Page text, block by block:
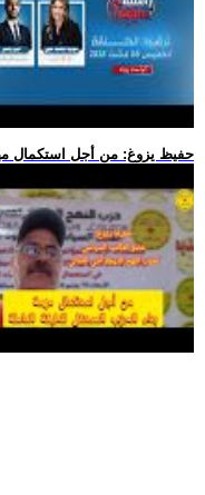
.. حفيظ يزوغ: من أجل استكمال